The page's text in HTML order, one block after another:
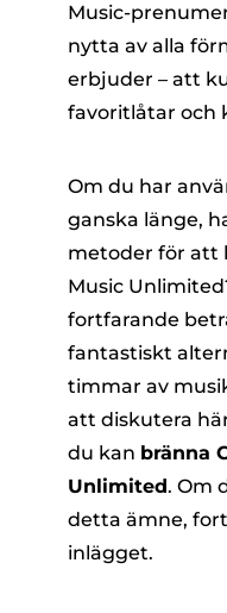
Music-
nytta av alla
erbjuder – att
favoritlåtar och
Om du har
ganska länge,
metoder för att
Music Unlimited
fortfarande
fantastiskt
timmar av
att diskutera
du kan bränna
Unlimited. Om
detta ämne,
inlägget.